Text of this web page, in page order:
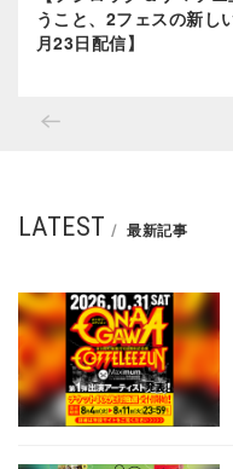
うこと、2フェスの新
月23日配信】
LATEST 最新記事